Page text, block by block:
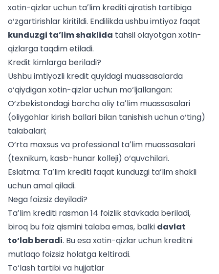
xotin-qizlar uchun taʼlim krediti ajratish tartibiga
o‘zgartirishlar kiritildi. Endilikda ushbu imtiyoz faqat
kunduzgi ta’lim shaklida tahsil olayotgan xotin-
qizlarga taqdim etiladi.
Kredit kimlarga beriladi?
Ushbu imtiyozli kredit quyidagi muassasalarda
o‘qiydigan xotin-qizlar uchun mo‘ljallangan:
O‘zbekistondagi barcha oliy taʼlim muassasalari
(oliygohlar kirish ballari bilan tanishish uchun o‘ting)
talabalari;
O‘rta maxsus va professional taʼlim muassasalari
(texnikum, kasb-hunar kolleji) o‘quvchilari.
Eslatma: Ta’lim krediti faqat kunduzgi ta’lim shakli
uchun amal qiladi.
Nega foizsiz deyiladi?
Taʼlim krediti rasman 14 foizlik stavkada beriladi,
biroq bu foiz qismini talaba emas, balki davlat
to‘lab beradi. Bu esa xotin-qizlar uchun kreditni
mutlaqo foizsiz holatga keltiradi.
To‘lash tartibi va hujjatlar